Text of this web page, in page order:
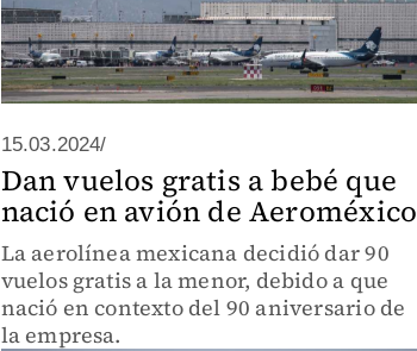
15.03.2024/
Dan vuelos gratis a bebé que
nació en avión de Aeroméxico
La aerolínea mexicana decidió dar 90
vuelos gratis a la menor, debido a que
nació en contexto del 90 aniversario de
la empresa.